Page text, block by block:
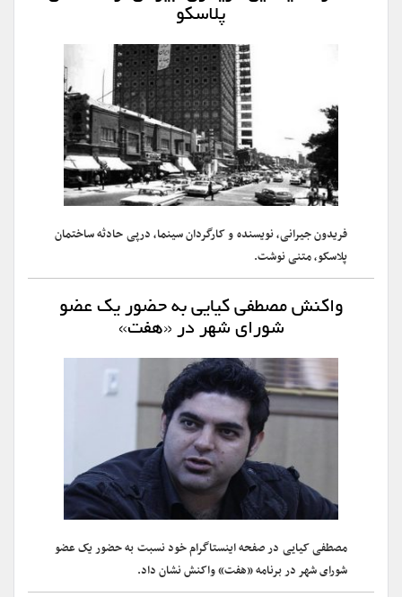
پلاسکو
فریدون جیرانی، نویسنده و کارگردان سینما، درپی حادثه ساختمان
پلاسکو، متنی نوشت.
واکنش مصطفی کیایی به حضور یک عضو
شورای شهر در «هفت»
مصطفی کیایی در صفحه اینستاگرام خود نسبت به حضور یک عضو
شورای شهر در برنامه «هفت» واکنش نشان داد.